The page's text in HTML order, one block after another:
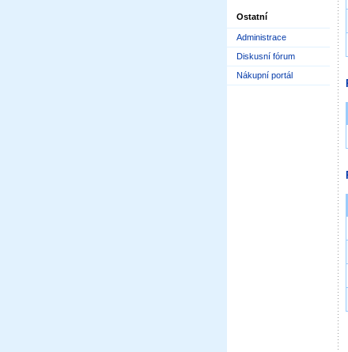
Ostatní
Administrace
Diskusní fórum
Nákupní portál